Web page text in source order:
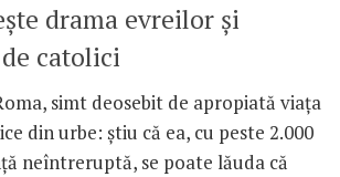
drama evreilor şi
catolici
simt deosebit de apropiată viaţa
din urbe: ştiu că ea, cu peste 2.000
neîntreruptă, se poate lăuda că